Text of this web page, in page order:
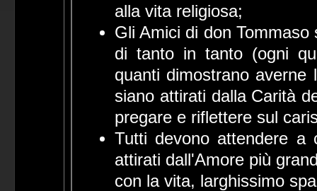
alla vita religiosa;
Gli Amici di don
di tanto in tanto (ogni
quanti dimostrano
siano attirati dalla Carità
pregare e riflettere sul
Tutti devono attendere a
attirati dall'Amore più
con la vita, larghissimo